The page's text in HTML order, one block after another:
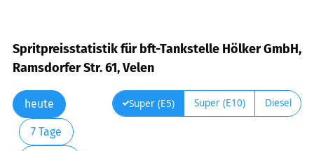
Spritpreisstatistik für bft-Tankstelle Hölker GmbH,
Ramsdorfer Str. 61, Velen
heute
7 Tage
Super (E5) Super (E10) Diesel